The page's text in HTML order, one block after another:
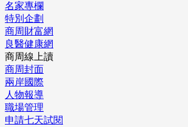
名家專欄
特別企劃
商周財富網
良醫健康網
商周線上讀
商周封面
兩岸國際
人物報導
職場管理
申請七天試閱